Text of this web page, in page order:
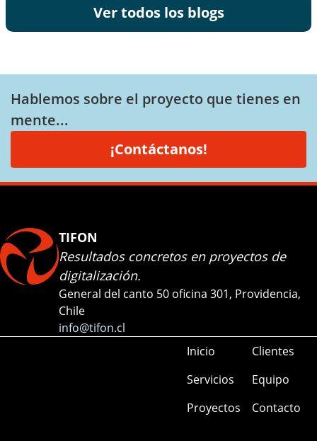
Ver todos los blogs
Hablemos sobre el proyecto que tienes en
mente...
¡Contáctanos!
TIFON
Resultados concretos en proyectos de
digitalización.
General del canto 50 oficina 301, Providencia,
Chile
info@tifon.cl
Inicio
Servicios
Proyectos
Clientes
Equipo
Contacto